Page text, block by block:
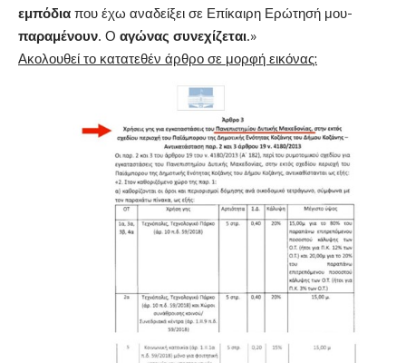
εμπόδια που έχω αναδείξει σε Επίκαιρη Ερώτησή μου-
παραμένουν. Ο αγώνας συνεχίζεται.»
Ακολουθεί το κατατεθέν άρθρο σε μορφή εικόνας: